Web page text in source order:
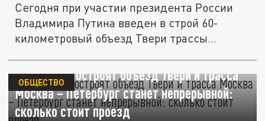
Сегодня при участии президента России
Владимира Путина введен в строй 60-
километровый объезд Твери трассы...
К 17 июля построят объезд Твери и трасса
Москва – Петербург станет непрерывной:
сколько стоит проезд
ОБЩЕСТВО